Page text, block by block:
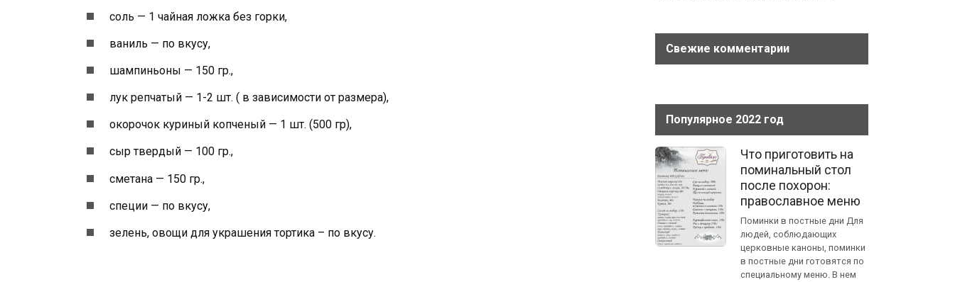
соль — 1 чайная ложка без горки,
ваниль — по вкусу,
шампиньоны — 150 гр.,
лук репчатый — 1-2 шт. ( в зависимости от размера),
окорочок куриный копченый — 1 шт. (500 гр),
сыр твердый — 100 гр.,
сметана — 150 гр.,
специи — по вкусу,
зелень, овощи для украшения тортика – по вкусу.
Свежие комментарии
Популярное 2022 год
Что приготовить на
поминальный стол
после похорон:
православное меню
Поминки в постные дни Для
людей, соблюдающих
церковные каноны, поминки
в постные дни готовятся по
специальному меню. В нем